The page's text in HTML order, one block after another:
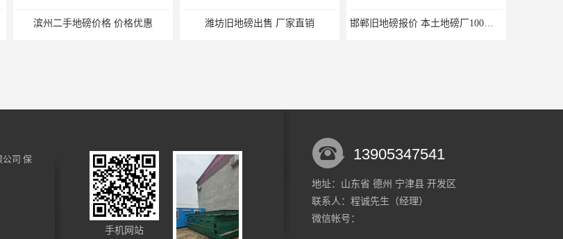
价格优惠 潍坊旧地磅出售 厂家直销 邯郸旧地磅报价 本土地磅厂100秒报价
河北二手地磅价格 生产厂家供应商
司 保
手机网站
13905347541
地址：山东省 德州 宁津县 开发区
联系人：程诚先生 （经理）
微信帐号：